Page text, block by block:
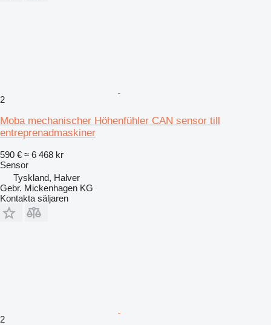
2
Moba mechanischer Höhenfühler CAN sensor till
entreprenadmaskiner
590 € ≈ 6 468 kr
Sensor
Tyskland, Halver
Gebr. Mickenhagen KG
Kontakta säljaren
2